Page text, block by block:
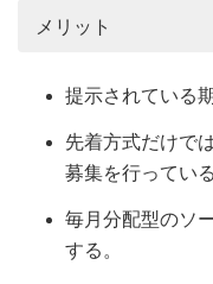
メリット
提示されている
先着方式だけで
募集を行ってい
毎月分配型のソ
する。